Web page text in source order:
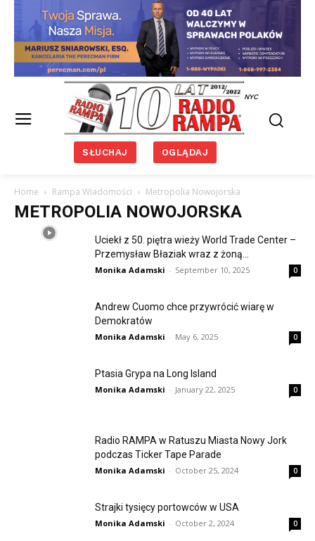
NYC
SŁUCHAJ OGLĄDAJ
Home Rampa Wiadomości Metropolia Nowojorska
METROPOLIA NOWOJORSKA
Uciekł z 50. piętra wieży World Trade Center –
Przemysław Błaziak wraz z żoną...
Monika Adamski - September 10, 2025 0
Andrew Cuomo chce przywrócić wiarę w
Demokratów
Monika Adamski - May 6, 2025 0
Ptasia Grypa na Long Island
Monika Adamski - January 22, 2025 0
Radio RAMPA w Ratuszu Miasta Nowy Jork
podczas Ticker Tape Parade
Monika Adamski - October 25, 2024 0
Strajki tysięcy portowców w USA
Monika Adamski - October 2, 2024 0